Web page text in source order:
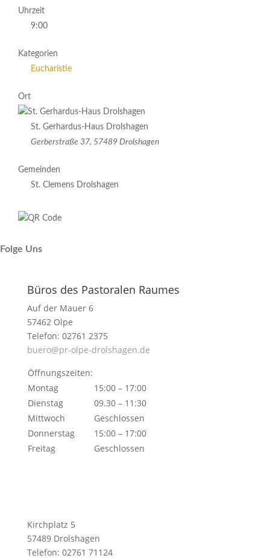
Uhrzeit
9:00
Kategorien
Eucharistie
Ort
St. Gerhardus-Haus Drolshagen
Gerberstraße 37, 57489 Drolshagen
Gemeinden
St. Clemens Drolshagen
Folge Uns
Büros des Pastoralen Raumes
Auf der Mauer 6
57462 Olpe
Telefon: 02761 2375
buero@pr-olpe-drolshagen.de
Öffnungszeiten:
Montag
15:00 – 17:00
Dienstag
09.30 – 11:30
Mittwoch
Geschlossen
Donnerstag
15:00 – 17:00
Freitag
Geschlossen
Kirchplatz 5
57489 Drolshagen
Telefon: 02761 71124